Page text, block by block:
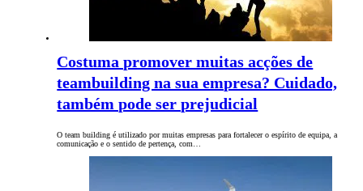
Costuma promover muitas acções de
teambuilding na sua empresa? Cuidado,
também pode ser prejudicial
O team building é utilizado por muitas empresas para fortalecer o espírito de equipa, a
comunicação e o sentido de pertença, com…